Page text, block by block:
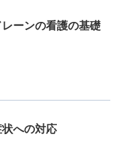
レーンの看護の基礎
状への対応